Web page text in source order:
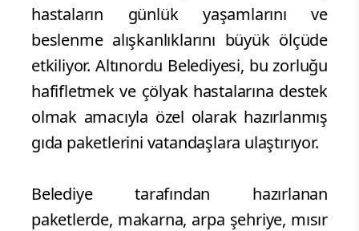
hastaların günlük yaşamlarını ve
beslenme alışkanlıklarını büyük ölçüde
etkiliyor. Altınordu Belediyesi, bu zorluğu
hafifletmek ve çölyak hastalarına destek
olmak amacıyla özel olarak hazırlanmış
gıda paketlerini vatandaşlara ulaştırıyor.
Belediye tarafından hazırlanan
paketlerde, makarna, arpa şehriye, mısır